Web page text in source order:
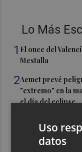
Lo Más
1 El once del
Mestalla
2Aemet prevé
"extremo" en la
el día del eclipse
queremos ver en
Uso
datos